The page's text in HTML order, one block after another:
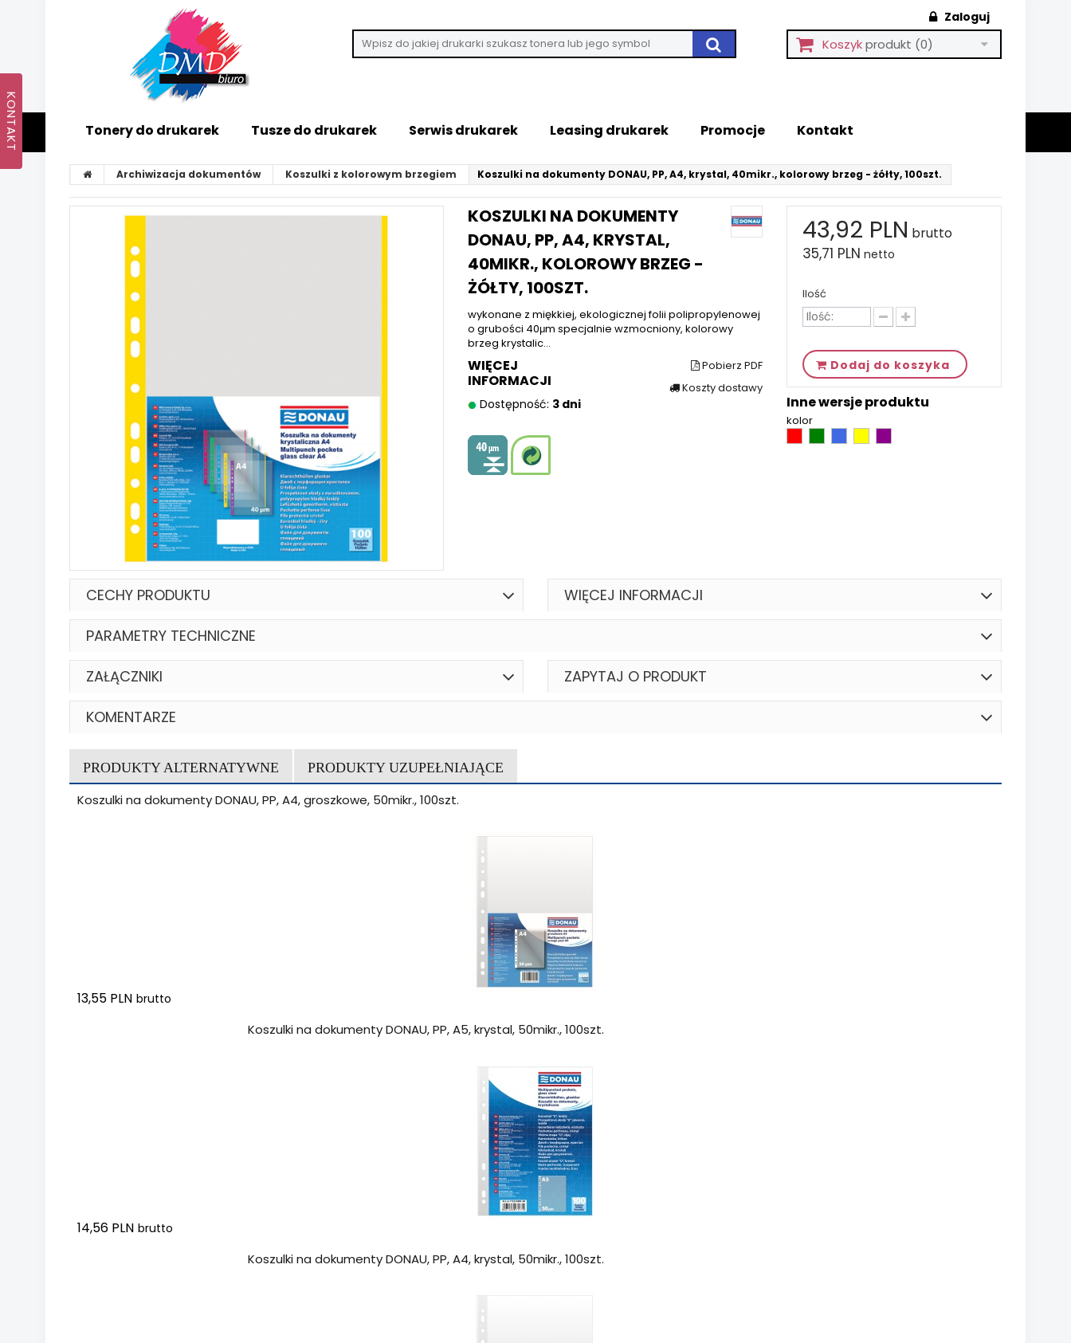
Zaloguj
Koszykprodukt (0)
Tonery do drukarek Tusze do drukarek Serwis drukarek Leasing drukarek Promocje Kontakt
Archiwizacja dokumentów Koszulki z kolorowym brzegiem Koszulki na dokumenty DONAU, PP, A4, krystal, 40mikr., kolorowy brzeg - żółty, 100szt.
KOSZULKI NA DOKUMENTY
DONAU, PP, A4, KRYSTAL,
40MIKR., KOLOROWY BRZEG -
ŻÓŁTY, 100SZT.
wykonane z miękkiej, ekologicznej folii polipropylenowej
o grubości 40μm specjalnie wzmocniony, kolorowy
brzeg krystalic...
WIĘCEJ
INFORMACJI
Dostępność: 3 dni
Pobierz PDF
Koszty dostawy
43,92 PLN brutto
35,71 PLN netto
Ilość
Dodaj do koszyka
Inne wersje produktu
kolor
CECHY PRODUKTU WIĘCEJ INFORMACJI
PARAMETRY TECHNICZNE
ZAŁĄCZNIKI ZAPYTAJ O PRODUKT
KOMENTARZE
PRODUKTY ALTERNATYWNE PRODUKTY UZUPEŁNIAJĄCE
Koszulki na dokumenty DONAU, PP, A4, groszkowe, 50mikr., 100szt.
13,55 PLN brutto
Koszulki na dokumenty DONAU, PP, A5, krystal, 50mikr., 100szt.
14,56 PLN brutto
Koszulki na dokumenty DONAU, PP, A4, krystal, 50mikr., 100szt.